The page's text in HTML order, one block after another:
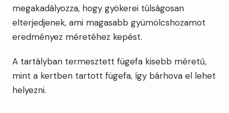
megakadályozza, hogy gyökerei túlságosan
elterjedjenek, ami magasabb gyümölcshozamot
eredményez méretéhez kepést.
A tartályban termesztett fügefa kisebb méretű,
mint a kertben tartott fügefa, így bárhova el lehet
helyezni.